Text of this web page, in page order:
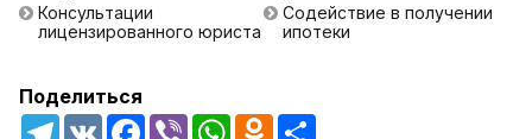
Консультации
лицензированного юриста
Содействие в получении
ипотеки
Поделиться
Telegram
VK Facebook
Viber WhatsAppOdnoklassniki